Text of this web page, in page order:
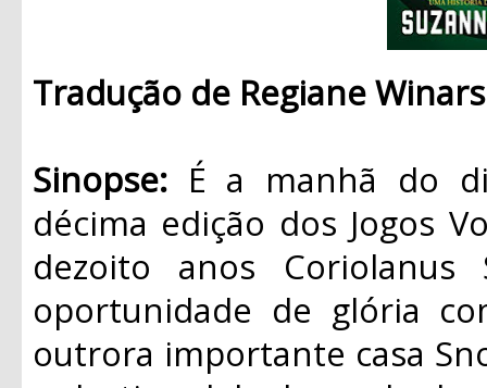
Tradução de Regiane
Sinopse: É a manhã do
décima edição dos Jogos
dezoito anos
oportunidade de glória
outrora importante casa